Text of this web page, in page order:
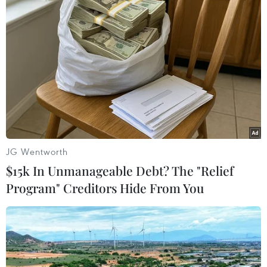
Chặng đường 15 năm qua không dài so với lịch
sử phát triển của Thủ đô và đất nước, nhưng là
một giai đoạn đặc biệt quan trọng trong tạo
dựng thế và lực mới cho Thăng Long-Hà Nội.
Triển lãm diễn ra đến ngày 7/8./.
(TTXVN/Vietnam+)
JG Wentworth
$15k In Unmanageable Debt? The "Relief
Program" Creditors Hide From You